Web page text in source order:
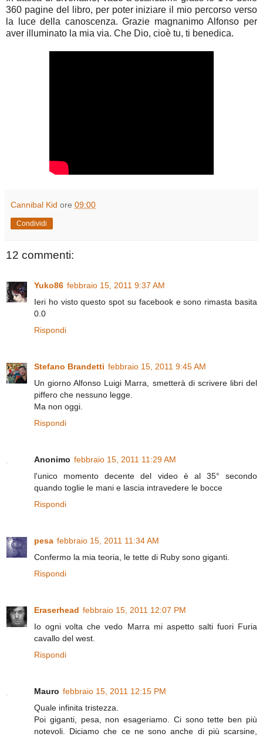
360 pagine del libro, per poter iniziare il mio percorso verso
la luce della canoscenza. Grazie magnanimo Alfonso per
aver illuminato la mia via. Che Dio, cioè tu, ti benedica.
Cannibal Kid ore 09:00
Condividi
12 commenti:
Yuko86 febbraio 15, 2011 9:37 AM
Ieri ho visto questo spot su facebook e sono rimasta basita
0.0
Rispondi
Stefano Brandetti febbraio 15, 2011 9:45 AM
Un giorno Alfonso Luigi Marra, smetterà di scrivere libri del
piffero che nessuno legge.
Ma non oggi.
Rispondi
Anonimo febbraio 15, 2011 11:29 AM
l'unico momento decente del video è al 35° secondo
quando toglie le mani e lascia intravedere le bocce
Rispondi
pesa febbraio 15, 2011 11:34 AM
Confermo la mia teoria, le tette di Ruby sono giganti.
Rispondi
Eraserhead febbraio 15, 2011 12:07 PM
Io ogni volta che vedo Marra mi aspetto salti fuori Furia
cavallo del west.
Rispondi
Mauro febbraio 15, 2011 12:15 PM
Quale infinita tristezza.
Poi giganti, pesa, non esageriamo. Ci sono tette ben più
notevoli. Diciamo che ce ne sono anche di più scarsine,